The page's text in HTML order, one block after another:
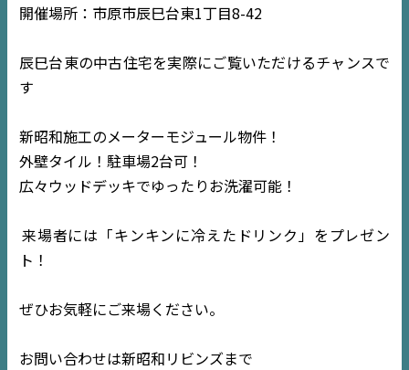
開催場所：市原市辰巳台東1丁目8-42
辰巳台東の中古住宅を実際にご覧いただけるチャンスで
す
新昭和施工のメーターモジュール物件！
外壁タイル！駐車場2台可！
広々ウッドデッキでゆったりお洗濯可能！
来場者には「キンキンに冷えたドリンク」をプレゼン
ト！
ぜひお気軽にご来場ください。
お問い合わせは新昭和リビンズまで